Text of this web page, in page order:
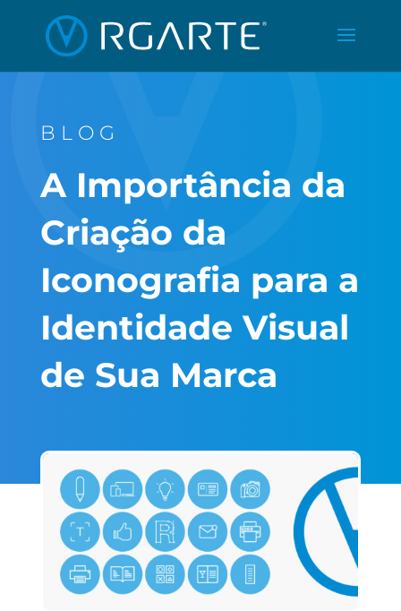
BLOG
A Importância da
Criação da
Iconografia para a
Identidade Visual
de Sua Marca